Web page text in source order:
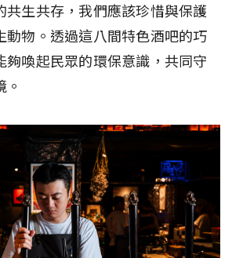
共生共存，我們應該珍惜與保護
動物。透過這八間特色酒吧的巧
夠喚起民眾的環保意識，共同守